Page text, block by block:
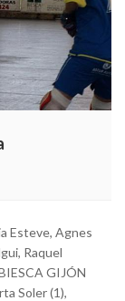
Esteve, Agnes
Raquel
GIJÓN
Soler (1),